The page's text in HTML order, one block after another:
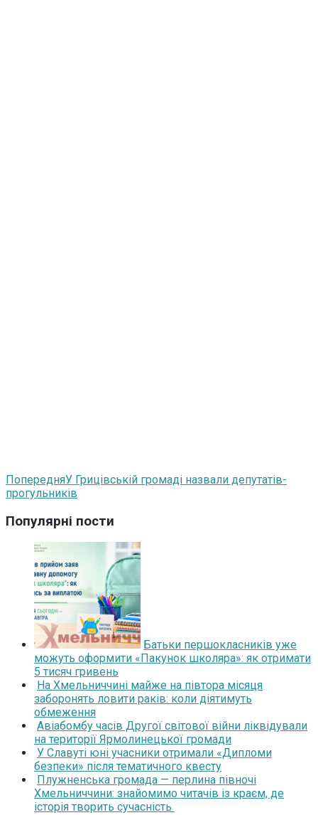
ПопередняУ Грицівській громаді назвали депутатів-
прогульників
Популярні пости
Батьки першокласників уже
можуть оформити «Пакунок школяра»: як отримати
5 тисяч гривень
На Хмельниччині майже на півтора місяця
заборонять ловити раків: коли діятимуть
обмеження
Авіабомбу часів Другої світової війни ліквідували
на території Ярмолинецької громади
У Славуті юні учасники отримали «Дипломи
безпеки» після тематичного квесту
Плужненська громада — перлина півночі
Хмельниччини: знайомимо читачів із краєм, де
історія творить сучасність